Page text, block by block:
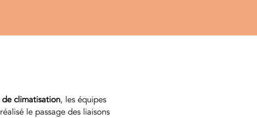
climatisation, les équipes
le passage des liaisons